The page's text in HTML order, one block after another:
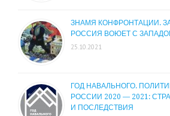
ЗНАМЯ КОНФРОНТАЦИИ.
РОССИЯ ВОЮЕТ С
25.10.2021
ГОД НАВАЛЬНОГО.
РОССИИ 2020 — 2021:
И ПОСЛЕДСТВИЯ